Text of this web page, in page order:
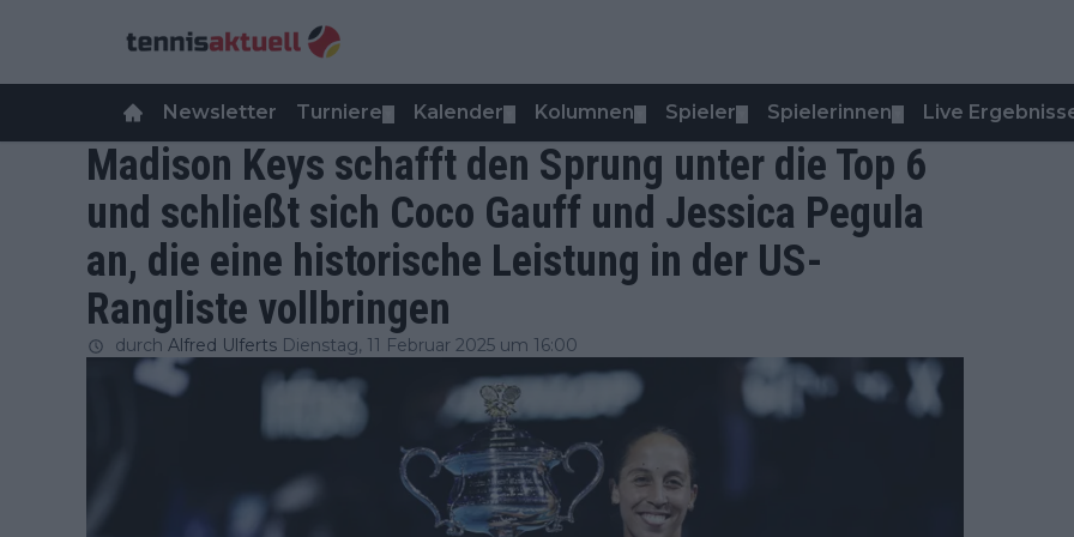
Newsletter Turniere Kalender Kolumnen Spieler Spielerinnen Live
Madison Keys schafft den Sprung unter die Top 6
und schließt sich Coco Gauff und Jessica Pegula
an, die eine historische Leistung in der US-
Rangliste vollbringen
durch Alfred Ulferts Dienstag, 11 Februar 2025 um 16:00